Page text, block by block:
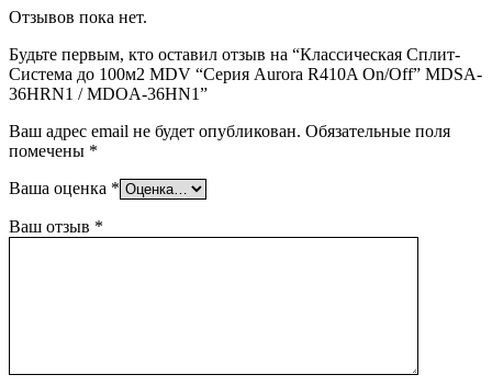
Отзывов пока нет.
Будьте первым, кто оставил отзыв на “Классическая Сплит-
Система до 100м2 MDV “Серия Aurora R410A On/Off” MDSA-
36HRN1 / MDOA-36HN1”
Ваш адрес email не будет опубликован. Обязательные поля
помечены *
Ваша оценка *
Ваш отзыв *